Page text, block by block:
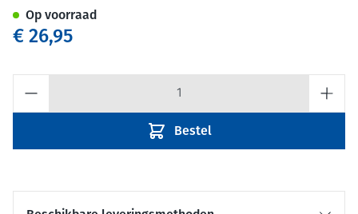
€ 26,95
Bestel
Op voorraad